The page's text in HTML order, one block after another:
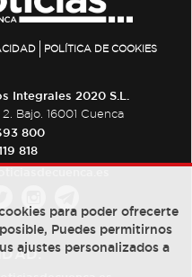
POLÍTICA DE COOKIES
Integrales 2020 S.L.
Bajo. 16001 Cuenca
800
818
para poder ofrecerte
Puedes permitirnos
ajustes personalizados a